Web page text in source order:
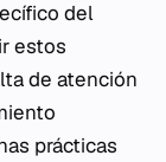
del
estos
de atención
prácticas